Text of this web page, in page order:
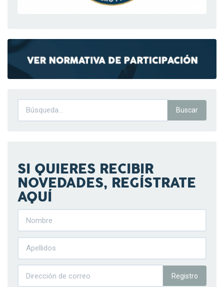
SI QUIERES RECIBIR
NOVEDADES, REGÍSTRATE
AQUÍ
Registro